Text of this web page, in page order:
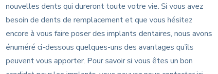
nouvelles dents qui dureront toute votre vie. Si vous avez
besoin de dents de remplacement et que vous hésitez
encore à vous faire poser des implants dentaires, nous avons
énuméré ci-dessous quelques-uns des avantages qu’ils
peuvent vous apporter. Pour savoir si vous êtes un bon